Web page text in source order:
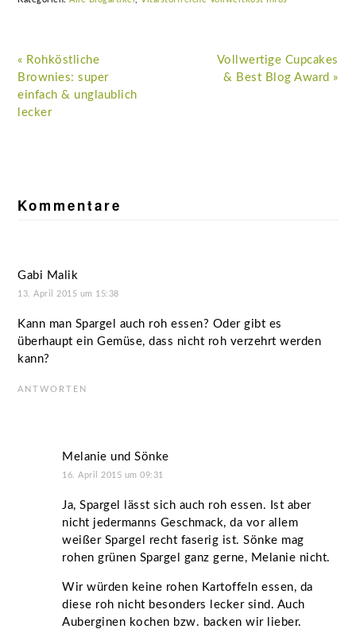
Vorheriger
Beitrag:
« Rohköstliche
Brownies: super
einfach & unglaublich
lecker
Nächster
Beitrag:
Vollwertige Cupcakes
& Best Blog Award »
Kommentare
Gabi Malik
13. April 2015 um 15:38
Kann man Spargel auch roh essen? Oder gibt es
überhaupt ein Gemüse, dass nicht roh verzehrt werden
kann?
ANTWORTEN
Melanie und Sönke
16. April 2015 um 09:31
Ja, Spargel lässt sich auch roh essen. Ist aber
nicht jedermanns Geschmack, da vor allem
weißer Spargel recht faserig ist. Sönke mag
rohen grünen Spargel ganz gerne, Melanie nicht.
Wir würden keine rohen Kartoffeln essen, da
diese roh nicht besonders lecker sind. Auch
Auberginen kochen bzw. backen wir lieber.